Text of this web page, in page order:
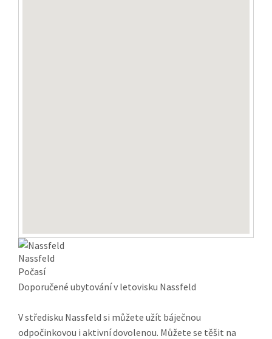
Nassfeld
Počasí
Doporučené ubytování v letovisku Nassfeld
V středisku Nassfeld si můžete užít báječnou
odpočinkovou i aktivní dovolenou. Můžete se těšit na